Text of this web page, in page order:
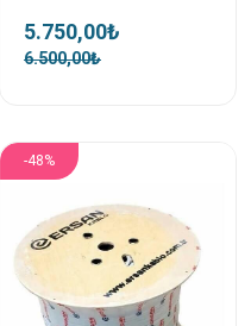
5.750,00₺
6.500,00₺
-48%